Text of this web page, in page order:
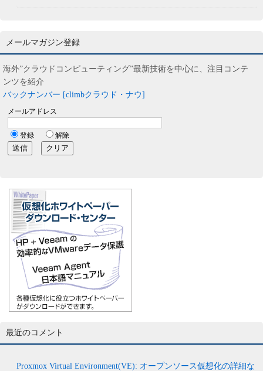
メールマガジン登録
海外”クラウドコンピューティング”最新技術を中心に、注目コンテ
ンツを紹介
バックナンバー [climbクラウド・ナウ]
最近のコメント
Proxmox Virtual Environment(VE): オープンソース仮想化の詳細な